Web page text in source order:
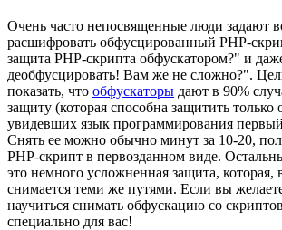
Очень часто непосвященные люди задают
расшифровать обфусцированный PHP-
защита PHP-скрипта обфускатором?" и
деобфусцировать! Вам же не сложно?".
показать, что обфускаторы дают в 90%
защиту (которая способна защитить только
увидевших язык программирования
Снять ее можно обычно минут за 10-20,
PHP-скрипт в первозданном виде.
это немного усложненная защита, которая,
снимается теми же путями. Если вы
научиться снимать обфускацию со
специально для вас!